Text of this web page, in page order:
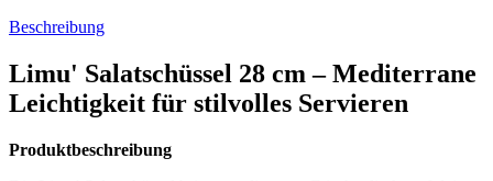
Beschreibung
Limu' Salatschüssel 28 cm – Mediterrane
Leichtigkeit für stilvolles Servieren
Produktbeschreibung